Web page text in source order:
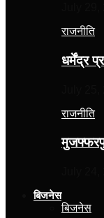
राजनीति
धर्मेंद्र
राजनीति
बिजनेस
बिजनेस